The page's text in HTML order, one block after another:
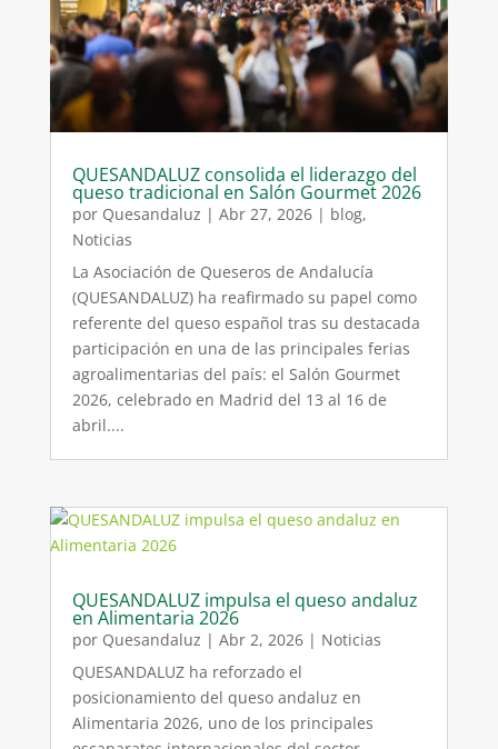
QUESANDALUZ consolida el liderazgo del
queso tradicional en Salón Gourmet 2026
por Quesandaluz | Abr 27, 2026| blog,
Noticias
La Asociación de Queseros de Andalucía
(QUESANDALUZ) ha reafirmado su papel como
referente del queso español tras su destacada
participación en una de las principales ferias
agroalimentarias del país: el Salón Gourmet
2026, celebrado en Madrid del 13 al 16 de
abril....
QUESANDALUZ impulsa el queso andaluz
en Alimentaria 2026
por Quesandaluz | Abr 2, 2026| Noticias
QUESANDALUZ ha reforzado el
posicionamiento del queso andaluz en
Alimentaria 2026, uno de los principales